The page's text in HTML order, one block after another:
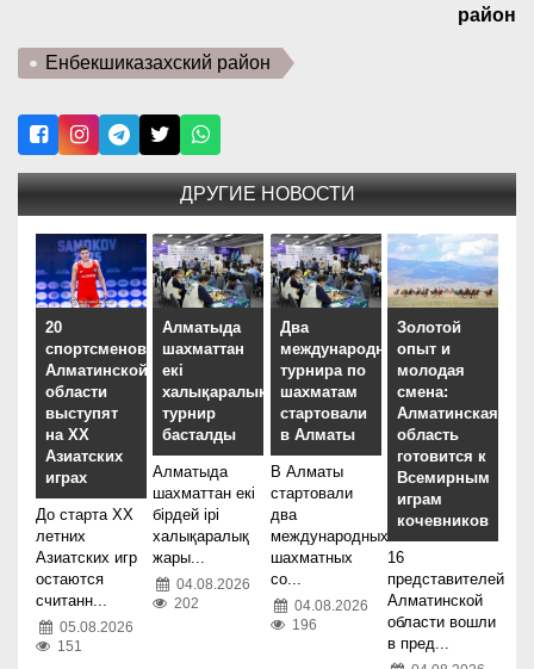
район
Енбекшиказахский район
ДРУГИЕ НОВОСТИ
20
спортсменов
Алматинской
области
выступят
на XX
Азиатских
играх
До старта XX
летних
Азиатских игр
остаются
считанн...
05.08.2026
151
Алматыда
шахматтан
екі
халықаралық
турнир
басталды
Алматыда
шахматтан екі
бірдей ірі
халықаралық
жары...
04.08.2026
202
Два
международных
турнира по
шахматам
стартовали
в Алматы
В Алматы
стартовали
два
международных
шахматных
со...
04.08.2026
196
Золотой
опыт и
молодая
смена:
Алматинская
область
готовится к
Всемирным
играм
кочевников
16
представителей
Алматинской
области вошли
в пред...